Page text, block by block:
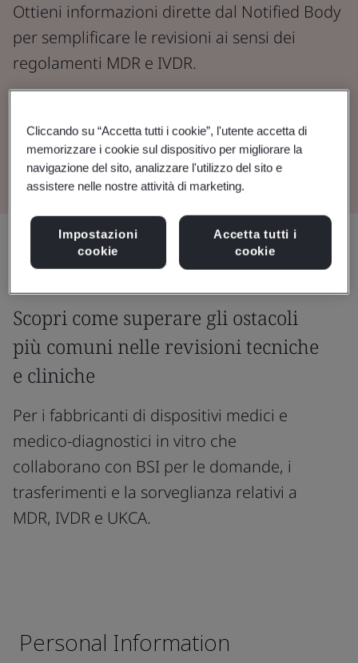
Ottieni informazioni dirette dal Notified Body
per semplificare le revisioni ai sensi dei
regolamenti MDR e IVDR.
Scarica la presentazione
Condividi:
Scopri come superare gli ostacoli
più comuni nelle revisioni tecniche
e cliniche
Per i fabbricanti di dispositivi medici e
medico-diagnostici in vitro che
collaborano con BSI per le domande, i
trasferimenti e la sorveglianza relativi a
MDR, IVDR e UKCA.
Cliccando su “Accetta tutti i cookie”, l'utente accetta di
memorizzare i cookie sul dispositivo per migliorare la
navigazione del sito, analizzare l'utilizzo del sito e
assistere nelle nostre attività di marketing.
Impostazioni
cookie
Accetta tutti i
cookie